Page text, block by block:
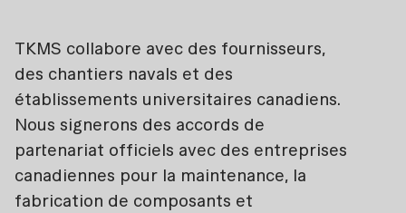
TKMS collabore avec des fournisseurs,
des chantiers navals et des
établissements universitaires canadiens.
Nous signerons des accords de
partenariat officiels avec des entreprises
canadiennes pour la maintenance, la
fabrication de composants et